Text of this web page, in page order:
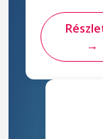
→